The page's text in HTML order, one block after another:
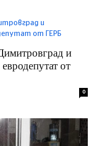
и
от
0